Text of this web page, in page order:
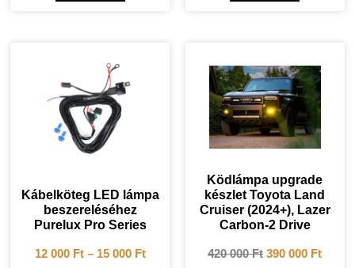
Kábelköteg LED lámpa
beszereléséhez
Purelux Pro Series
12 000 Ft– 15 000 Ft
Ködlámpa upgrade
készlet Toyota Land
Cruiser (2024+), Lazer
Carbon-2 Drive
420 000Ft 390 000 Ft